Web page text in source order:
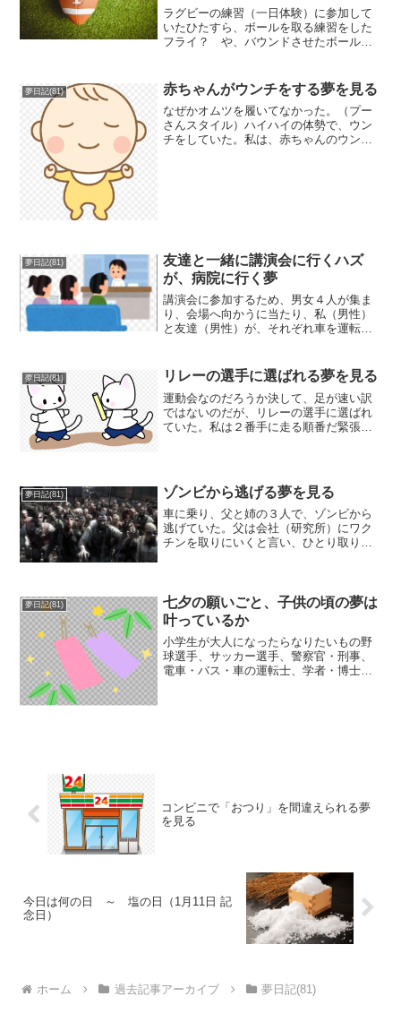
ラグビーの練習（一日体験）に参加して
いたひたすら、ボールを取る練習をした
フライ？ や、バウンドさせたボールを
録があり、見に行くことにそこで、中学
の同級生の女子 ２人に出...
夢日記(81) 赤ちゃんがウンチをする夢を見る
なぜかオムツを履いてなかった。（プー
さんスタイル）ハイハイの体勢で、ウン
チをしていた。私は、赤ちゃんのウンチ
夢日記(81)
友達と一緒に講演会に行くハズ
が、病院に行く夢
講演会に参加するため、男女４人が集ま
り、会場へ向かうに当たり、私（男性）
と友達（男性）が、それぞれ車を運転し
に行くのは、元カノだった。元カノは、
「寄りたいところがある」...
夢日記(81) リレーの選手に選ばれる夢を見る
運動会なのだろうか決して、足が速い訳
ではないのだが、リレーの選手に選ばれ
ていた。私は２番手に走る順番だ緊張し
こと」信じられないリレー...
夢日記(81) ゾンビから逃げる夢を見る
車に乗り、父と姉の３人で、ゾンビから
逃げていた。父は会社（研究所）にワク
チンを取りにいくと言い、ひとり取りに
車に戻ったのだが、車が無...
夢日記(81)
七夕の願いごと、子供の頃の夢は
叶っているか
小学生が大人になったらなりたいもの野
球選手、サッカー選手、警察官・刑事、
電車・バス・車の運転士、学者・博士、
コンビニで「おつり」を間違えられる夢
を見る
今日は何の日 ～ 塩の日（1月11日 記
念日）
ホーム 過去記事アーカイブ 夢日記(81)